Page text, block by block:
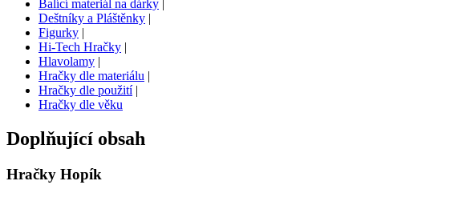
Balící materiál na dárky |
Deštníky a Pláštěnky |
Figurky |
Hi-Tech Hračky |
Hlavolamy |
Hračky dle materiálu |
Hračky dle použití|
Hračky dle věku
Doplňující obsah
Hračky Hopík